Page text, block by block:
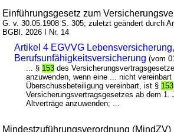
Einführungsgesetz zum
G. v. 30.05.1908 S. 305; zuletzt geändert durch
BGBl. 2026 I Nr. 14
Artikel 4 EGVVG Lebensversicherung,
Berufsunfähigkeitsversicherung (vom
... § 153 des
anzuwenden, wenn eine ... nicht
Überschussbeteiligung vereinbart, ist § 153
Versicherungsvertragsgesetzes ab dem 1.
Altverträge anzuwenden; ...
Mindestzuführungsverordnung (MindZV)